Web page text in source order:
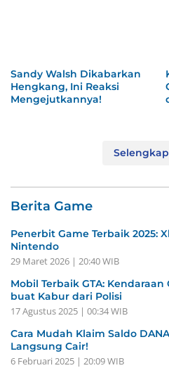
Sandy Walsh Dikabarkan
Hengkang, Ini Reaksi
Mengejutkannya!
Berita Game
Penerbit Game Terbaik 2025:
Nintendo
29 Maret 2026 | 20:40 WIB
Mobil Terbaik GTA:
buat Kabur dari Polisi
17 Agustus 2025 | 00:34 WIB
Cara Mudah Klaim Saldo
Langsung Cair!
6 Februari 2025 | 20:09 WIB